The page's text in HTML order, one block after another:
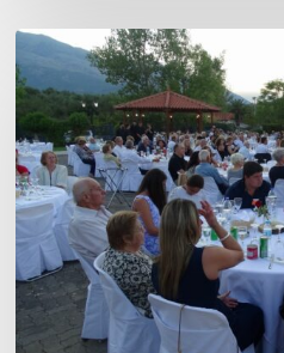
Πρόσκληση
προς
τους
Ομογενείς
μας